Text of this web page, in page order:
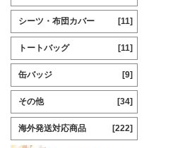
シーツ・布団カバー [11]
トートバッグ [11]
缶バッジ [9]
その他 [34]
海外発送対応商品 [222]